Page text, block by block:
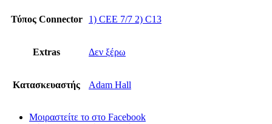
Τύπος Connector 1) CEE 7/7 2) C13
Extras Δεν ξέρω
Κατασκευαστής Adam Hall
Μοιραστείτε το στο Facebook